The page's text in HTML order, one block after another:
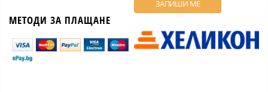
МЕТОДИ ЗА ПЛАЩАНЕ